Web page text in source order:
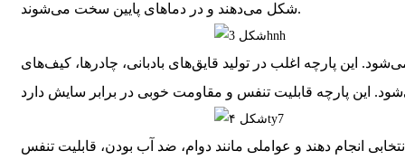
شکل می‌دهند و در دماهای پایین سخت می‌شوند.
این پارچه اغلب در تولید قایق‌های بادبانی، چادرها، کیف‌های
انجام دهند و عواملی مانند دوام، ضد آب بودن، قابلیت تنفس